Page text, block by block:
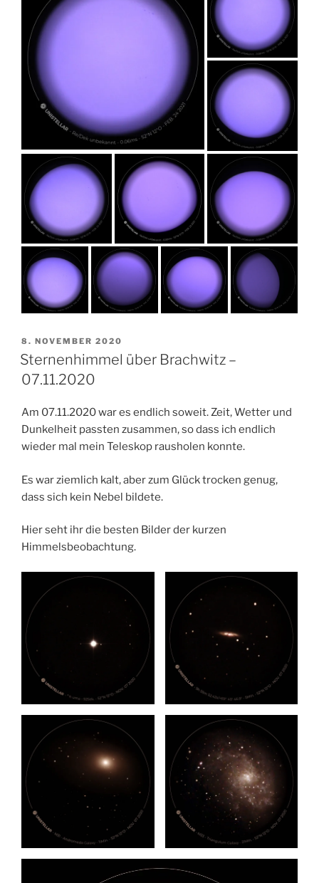
VERÖFFENTLICHT
AM
8. NOVEMBER 2020
Sternenhimmel über Brachwitz –
07.11.2020
Am 07.11.2020 war es endlich soweit. Zeit, Wetter und
Dunkelheit passten zusammen, so dass ich endlich
wieder mal mein Teleskop rausholen konnte.
Es war ziemlich kalt, aber zum Glück trocken genug,
dass sich kein Nebel bildete.
Hier seht ihr die besten Bilder der kurzen
Himmelsbeobachtung.